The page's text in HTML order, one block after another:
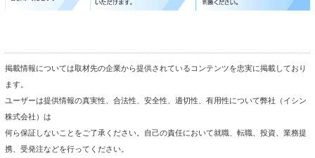
掲載情報については取材先の企業から提供されているコンテンツを忠実に掲載しており
ます。
ユーザーは提供情報の真実性、合法性、安全性、適切性、有用性について弊社（イシン
株式会社）は
何ら保証しないことをご了承ください。自己の責任において就職、転職、投資、業務提
携、受発注などを行ってください。